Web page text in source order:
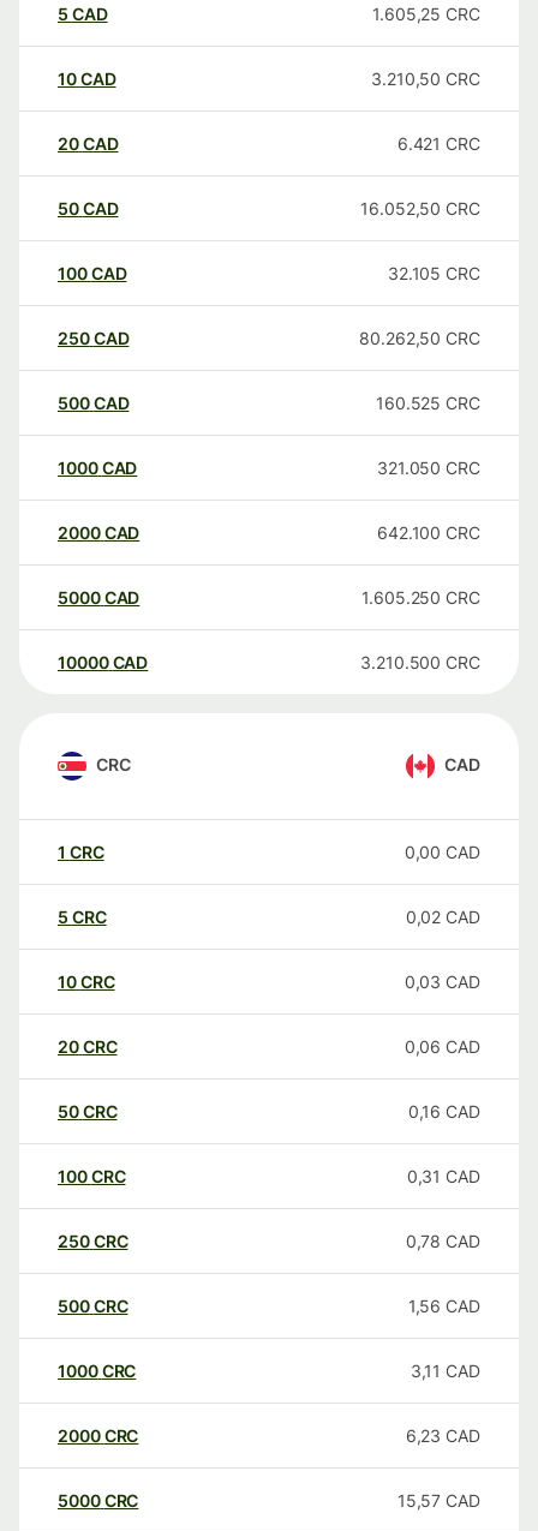
5 CAD 1.605,25 CRC
10CAD 3.210,50 CRC
20CAD 6.421 CRC
50CAD 16.052,50 CRC
100CAD 32.105 CRC
250CAD 80.262,50 CRC
500CAD 160.525 CRC
1000CAD 321.050 CRC
2000CAD 642.100 CRC
5000CAD 1.605.250 CRC
10000 CAD 3.210.500 CRC
CRC CAD
1 CRC 0,00 CAD
5 CRC 0,02 CAD
10CRC 0,03 CAD
20CRC 0,06 CAD
50CRC 0,16 CAD
100CRC 0,31 CAD
250CRC 0,78 CAD
500CRC 1,56 CAD
1000CRC 3,11 CAD
2000CRC 6,23 CAD
5000CRC 15,57 CAD